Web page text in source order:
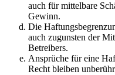
auch für mittelbare
Gewinn.
Die
auch zugunsten der
Betreibers.
Ansprüche für eine
Recht bleiben